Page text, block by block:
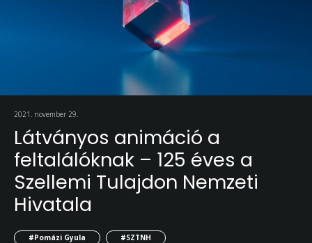
2021. november 29.
Látványos animáció a
feltalálóknak – 125 éves a
Szellemi Tulajdon Nemzeti
Hivatala
#Pomázi Gyula #SZTNH